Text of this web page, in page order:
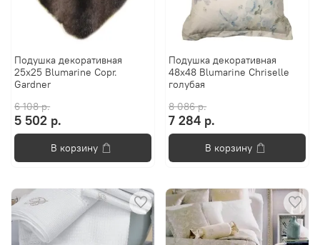
Подушка декоративная
25х25 Blumarine Copr.
Gardner
6 108 р.
5 502 р.
В корзину
Подушка декоративная
48х48 Blumarine Chriselle
голубая
8 086 р.
7 284 р.
В корзину